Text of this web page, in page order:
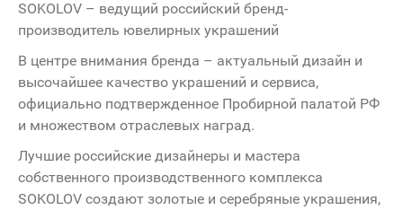
SOKOLOV – ведущий российский бренд-
производитель ювелирных украшений
В центре внимания бренда – актуальный дизайн и
высочайшее качество украшений и сервиса,
официально подтвержденное Пробирной палатой РФ
и множеством отраслевых наград.
Лучшие российские дизайнеры и мастера
собственного производственного комплекса
SOKOLOV создают золотые и серебряные украшения,